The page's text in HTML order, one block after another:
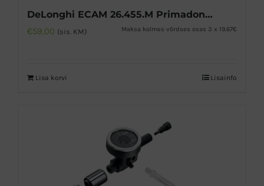
DeLonghi ECAM 26.455.M Primadonna piimakann
€59,00 (sis. KM) Maksa kolmes võrdses osas 3 x 19.67€
Lisa korvi Lisainfo